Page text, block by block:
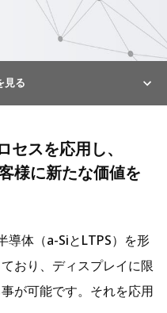
見る
スを応用し、
様に新たな価値を
導体（a-SiとLTPS）を形
おり、ディスプレイに限
が可能です。それを応用